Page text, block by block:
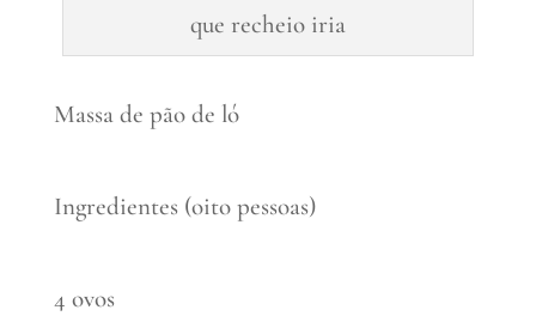
que recheio iria
Massa de pão de ló
Ingredientes (oito pessoas)
4 ovos